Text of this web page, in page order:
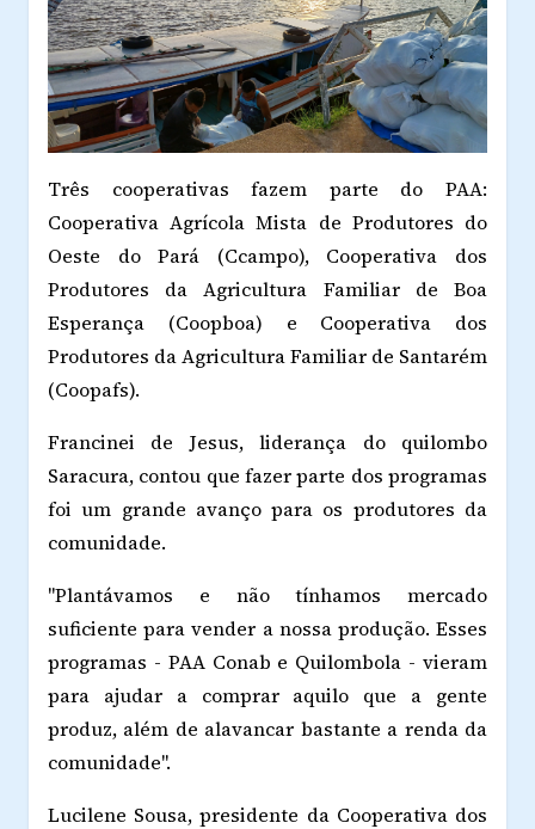
Três cooperativas fazem parte do PAA:
Cooperativa Agrícola Mista de Produtores do
Oeste do Pará (Ccampo), Cooperativa dos
Produtores da Agricultura Familiar de Boa
Esperança (Coopboa) e Cooperativa dos
Produtores da Agricultura Familiar de Santarém
(Coopafs).
Francinei de Jesus, liderança do quilombo
Saracura, contou que fazer parte dos programas
foi um grande avanço para os produtores da
comunidade.
"Plantávamos e não tínhamos mercado
suficiente para vender a nossa produção. Esses
programas - PAA Conab e Quilombola - vieram
para ajudar a comprar aquilo que a gente
produz, além de alavancar bastante a renda da
comunidade".
Lucilene Sousa, presidente da Cooperativa dos